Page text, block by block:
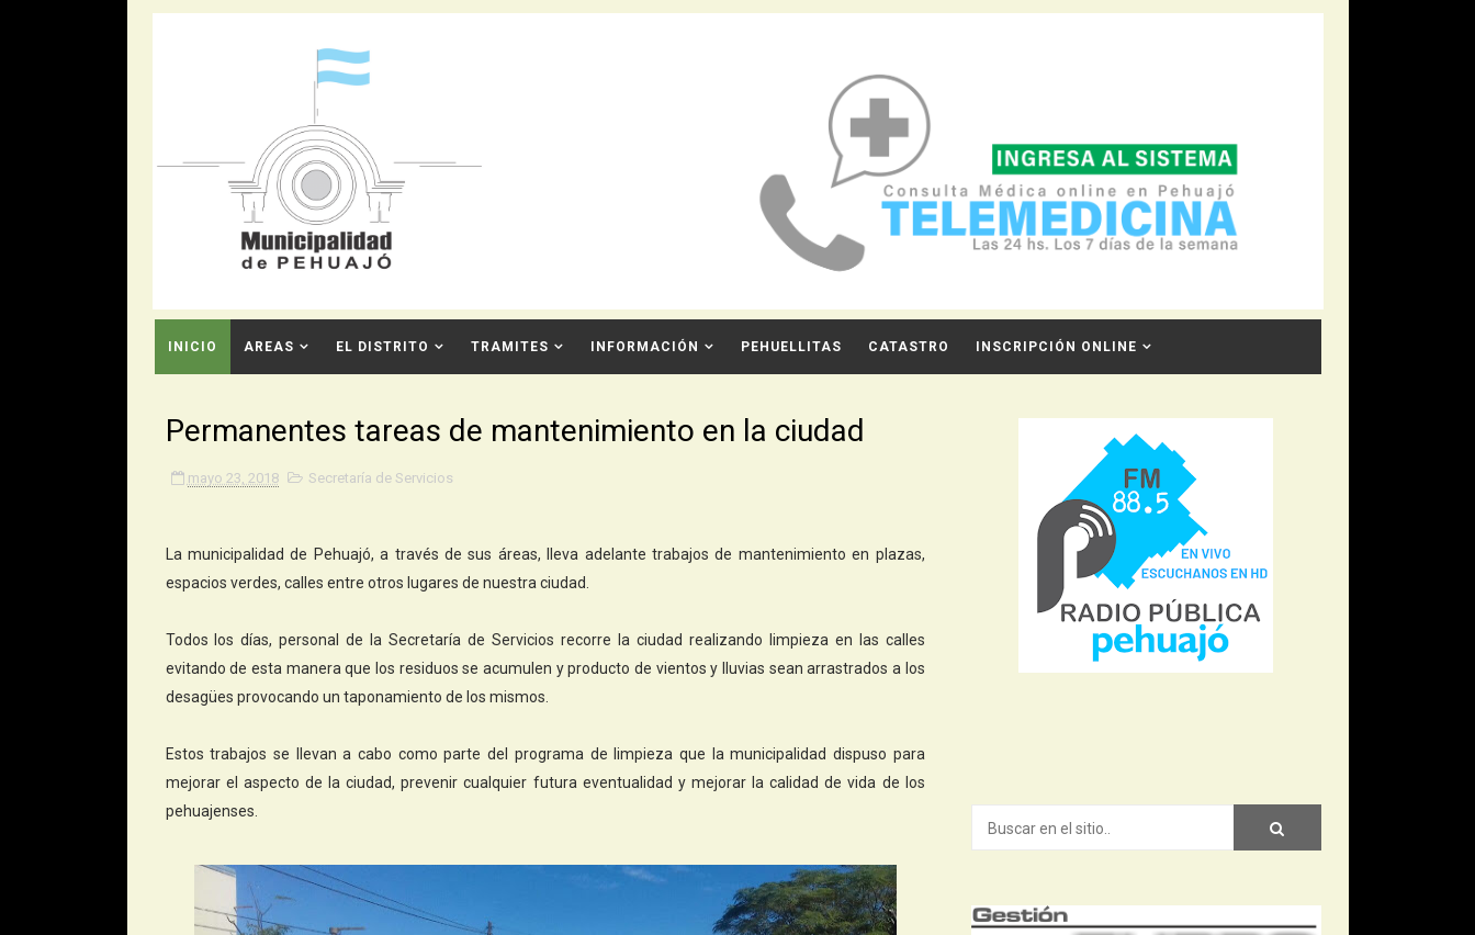
INICIO AREAS EL DISTRITO TRAMITES INFORMACIÓN PEHUELLITAS CATASTRO INSCRIPCIÓN ONLINE
Permanentes tareas de mantenimiento en la ciudad
mayo 23, 2018 Secretaría de Servicios
La municipalidad de Pehuajó, a través de sus áreas, lleva adelante trabajos de mantenimiento en plazas,
espacios verdes, calles entre otros lugares de nuestra ciudad.
Todos los días, personal de la Secretaría de Servicios recorre la ciudad realizando limpieza en las calles
evitando de esta manera que los residuos se acumulen y producto de vientos y lluvias sean arrastrados a los
desagües provocando un taponamiento de los mismos.
Estos trabajos se llevan a cabo como parte del programa de limpieza que la municipalidad dispuso para
mejorar el aspecto de la ciudad, prevenir cualquier futura eventualidad y mejorar la calidad de vida de los
pehuajenses.